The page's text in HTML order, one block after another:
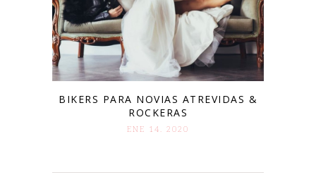
BIKERS PARA NOVIAS ATREVIDAS &
ROCKERAS
ENE 14. 2020